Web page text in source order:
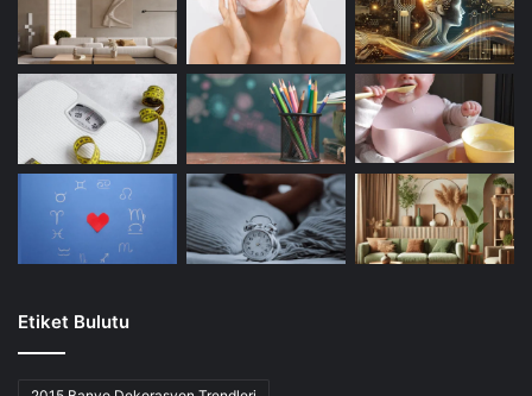
Etiket Bulutu